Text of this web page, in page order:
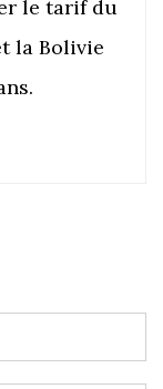
le tarif du
la Bolivie